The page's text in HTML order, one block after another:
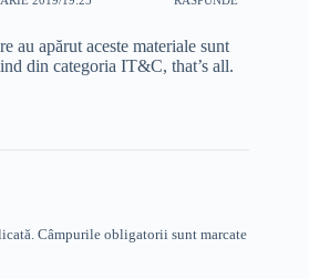
au apărut aceste materiale sunt
din categoria IT&C, that’s all.
Câmpurile obligatorii sunt marcate